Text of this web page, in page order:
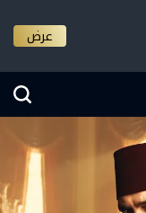
عرض